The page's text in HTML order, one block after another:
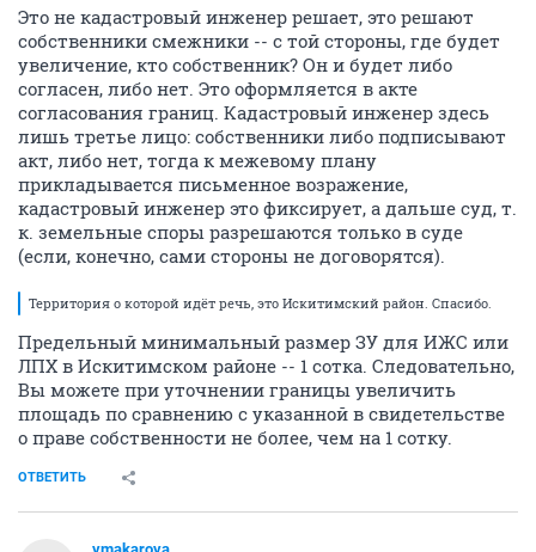
Это не кадастровый инженер решает, это решают
собственники смежники -- с той стороны, где будет
увеличение, кто собственник? Он и будет либо
согласен, либо нет. Это оформляется в акте
согласования границ. Кадастровый инженер здесь
лишь третье лицо: собственники либо подписывают
акт, либо нет, тогда к межевому плану
прикладывается письменное возражение,
кадастровый инженер это фиксирует, а дальше суд, т.
к. земельные споры разрешаются только в суде
(если, конечно, сами стороны не договорятся).
Территория о которой идёт речь, это Искитимский район. Спасибо.
Предельный минимальный размер ЗУ для ИЖС или
ЛПХ в Искитимском районе -- 1 сотка. Следовательно,
Вы можете при уточнении границы увеличить
площадь по сравнению с указанной в свидетельстве
о праве собственности не более, чем на 1 сотку.
ОТВЕТИТЬ